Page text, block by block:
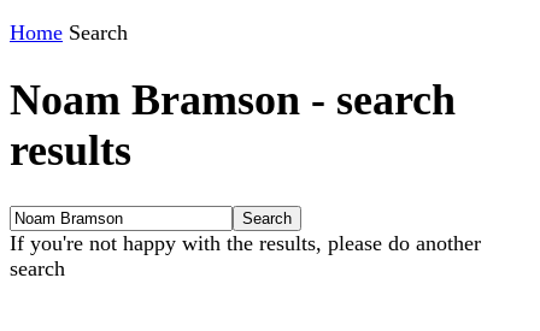
Home Search
Noam Bramson - search
results
If you're not happy with the results, please do another
search